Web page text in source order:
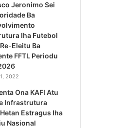
Ajuda
Kriminozu
Estranjeiru
Jeronimo Sei
Ba
Iha Futebol
Eleitu Ba
FFTL Periodu
2022
Ona KAFI Atu
Infrastrutura
Hetan Estragus Iha
Nasional